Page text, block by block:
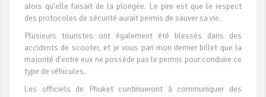
alors qu’elle faisait de la plongée. Le pire est que le respect
des protocoles de sécurité aurait permis de sauver sa vie.
Plusieurs touristes ont également été blessés dans des
accidents de scooter, et je vous pari mon dernier billet que la
majorité d’entre eux ne possède pas le permis pour conduire ce
type de véhicules.
Les officiels de Phuket continueront à communiquer des